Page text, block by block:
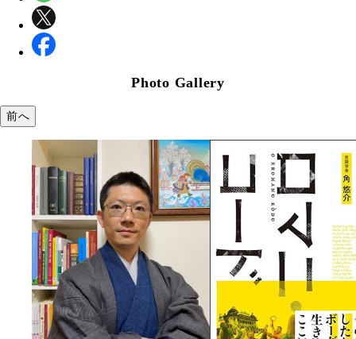
Photo Gallery
前へ